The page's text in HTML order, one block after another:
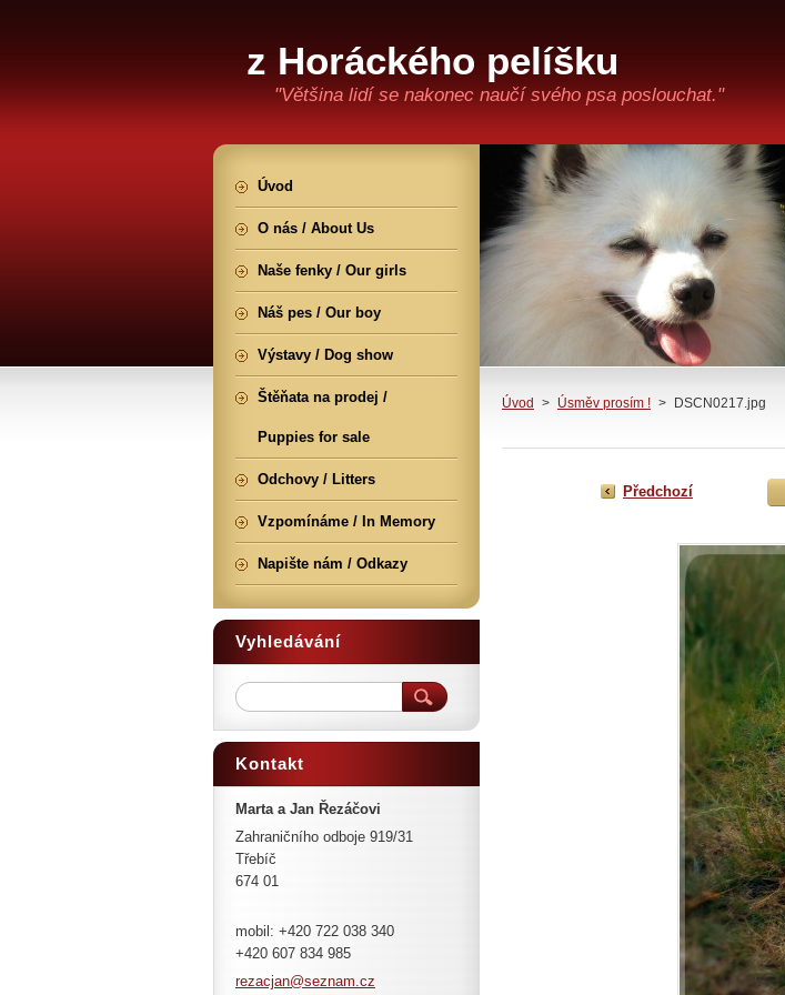
z Horáckého pelíšku
"Většina lidí se nakonec naučí svého psa poslouchat."
Úvod > Úsměv prosím ! > DSCN0217.jpg
Předchozí
Úvod
O nás / About Us
Naše fenky / Our girls
Náš pes / Our boy
Výstavy / Dog show
Štěňata na prodej /
Puppies for sale
Odchovy / Litters
Vzpomínáme / In Memory
Napište nám / Odkazy
Vyhledávání
Kontakt
Marta a Jan Řezáčovi
Zahraničního odboje 919/31
Třebíč
674 01
mobil: +420 722 038 340
+420 607 834 985
rezacjan@seznam.cz